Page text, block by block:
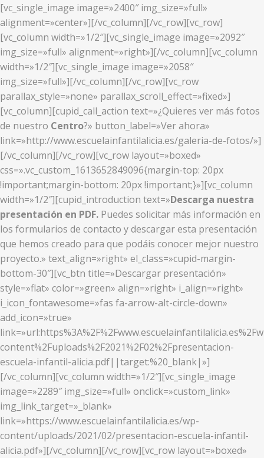
[vc_single_image image=»2400″ img_size=»full»
alignment=»center»][/vc_column][/vc_row][vc_row]
[vc_column width=»1/2″][vc_single_image image=»2092″
img_size=»full» alignment=»right»][/vc_column][vc_column
width=»1/2″][vc_single_image image=»2058″
img_size=»full»][/vc_column][/vc_row][vc_row
parallax_style=»none» parallax_scroll_effect=»fixed»]
[vc_column][cupid_call_action text=»¿Quieres ver más fotos
de nuestro Centro?» button_label=»Ver ahora»
link=»http://www.escuelainfantilalicia.es/galeria-de-fotos/»]
[/vc_column][/vc_row][vc_row layout=»boxed»
css=».vc_custom_1613652849096{margin-top: 20px
!important;margin-bottom: 20px !important;}»][vc_column
width=»1/2″][cupid_introduction text=»Descarga nuestra
presentación en PDF. Puedes solicitar más información en
los formularios de contacto y descargar esta presentación
que hemos creado para que podáis conocer mejor nuestro
proyecto.» text_align=»right» el_class=»cupid-margin-
bottom-30″][vc_btn title=»Descargar presentación»
style=»flat» color=»green» align=»right» i_align=»right»
i_icon_fontawesome=»fas fa-arrow-alt-circle-down»
add_icon=»true»
content%2Fuploads%2F2021%2F02%2Fpresentacion-
escuela-infantil-alicia.pdf||target:%20_blank|»]
[/vc_column][vc_column width=»1/2″][vc_single_image
image=»2289″ img_size=»full» onclick=»custom_link»
img_link_target=»_blank»
link=»https://www.escuelainfantilalicia.es/wp-
content/uploads/2021/02/presentacion-escuela-infantil-
alicia.pdf»][/vc_column][/vc_row][vc_row layout=»boxed»